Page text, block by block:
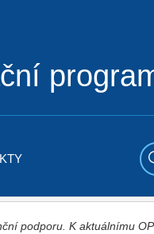
podporu. K aktuálnímu